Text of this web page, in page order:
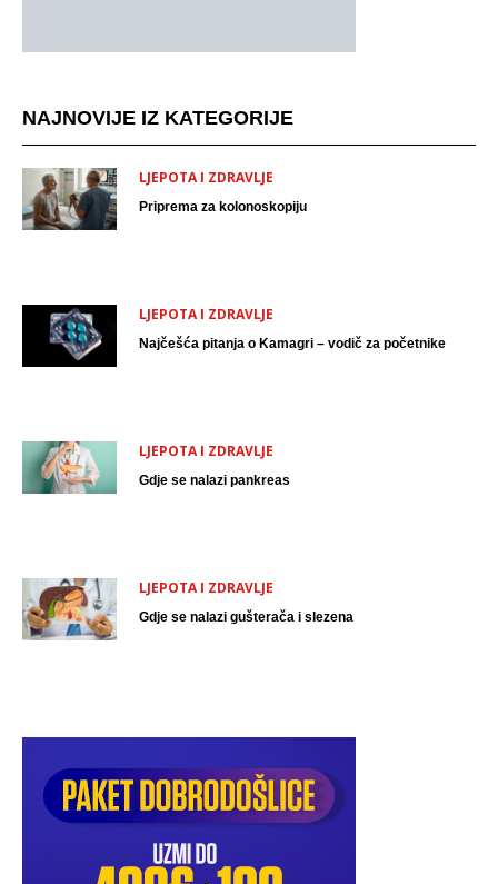
NAJNOVIJE IZ KATEGORIJE
LJEPOTA I ZDRAVLJE
Priprema za kolonoskopiju
LJEPOTA I ZDRAVLJE
Najčešća pitanja o Kamagri – vodič za početnike
LJEPOTA I ZDRAVLJE
Gdje se nalazi pankreas
LJEPOTA I ZDRAVLJE
Gdje se nalazi gušterača i slezena